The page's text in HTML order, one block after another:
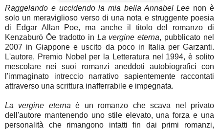
Raggelando e uccidendo la mia bella Annabel Lee non è
solo un meraviglioso verso di una nota e struggente poesia
di Edgar Allan Poe, ma anche il titolo del romanzo di
Kenzaburō Ōe tradotto in La vergine eterna, pubblicato nel
2007 in Giappone e uscito da poco in Italia per Garzanti.
L'autore, Premio Nobel per la Letteratura nel 1994, è solito
mescolare nei suoi romanzi aneddoti autobiografici con
l'immaginato intreccio narrativo sapientemente raccontati
attraverso una scrittura inafferrabile e impegnata.
La vergine eterna è un romanzo che scava nel privato
dell'autore mantenendo uno stile elevato, una forza e una
personalità che rimangono intatti fin dai primi romanzi,